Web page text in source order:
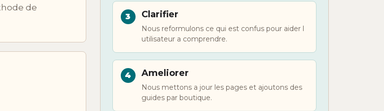
de
Clarifier
Nous reformulons ce qui est confus pour aider l
utilisateur a comprendre.
Ameliorer
Nous mettons a jour les pages et ajoutons des
guides par boutique.